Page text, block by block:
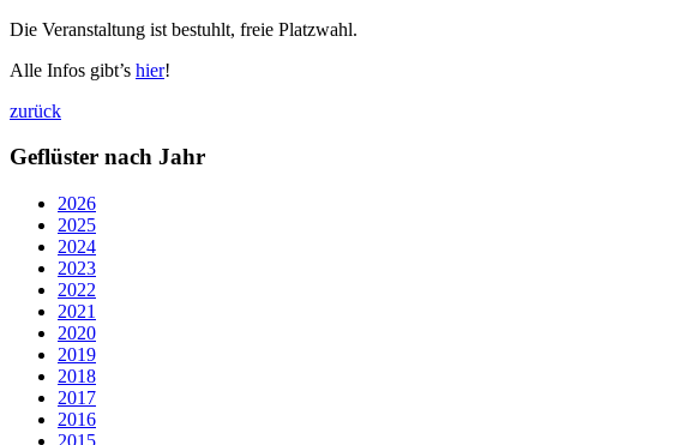
Die Veranstaltung ist bestuhlt, freie Platzwahl.
Alle Infos gibt’s hier!
zurück
Geflüster nach Jahr
2026
2025
2024
2023
2022
2021
2020
2019
2018
2017
2016